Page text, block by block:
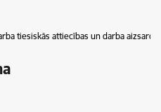
tiesiskās attiecības un darba